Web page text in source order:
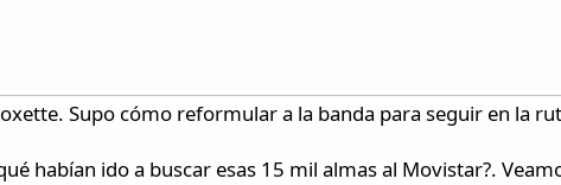
Supo cómo reformular a la banda para seguir en la
habían ido a buscar esas 15 mil almas al Movistar?.